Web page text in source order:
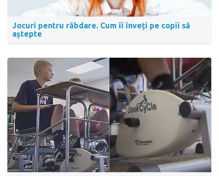
Jocuri pentru răbdare. Cum îi înveți pe copii să
aștepte